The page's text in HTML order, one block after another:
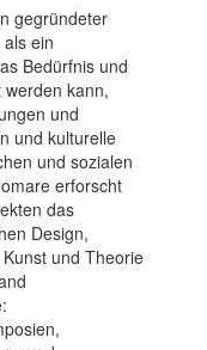
gegründeter
ein
Bedürfnis und
kann,
und
und kulturelle
und sozialen
erforscht
das
Design,
und Theorie